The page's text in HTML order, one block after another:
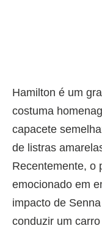
Hamilton é um
costuma
capacete
de listras
Recentemente, o
emocionado em
impacto de
conduzir um